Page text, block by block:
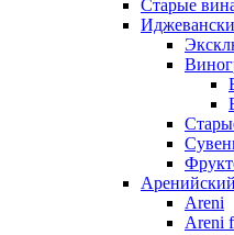
Старые
Areni
Areni